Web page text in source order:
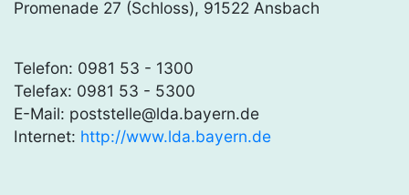
Promenade 27 (Schloss), 91522 Ansbach
Telefon: 0981 53 - 1300
Telefax: 0981 53 - 5300
E-Mail: poststelle@lda.bayern.de
Internet: http://www.lda.bayern.de